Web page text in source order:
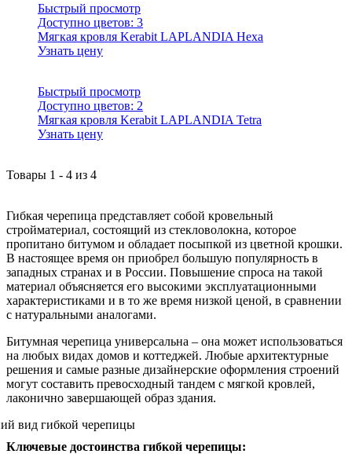
Быстрый просмотр
Доступно цветов: 3
Мягкая кровля Kerabit LAPLANDIA Hexa
Узнать цену
Быстрый просмотр
Доступно цветов: 2
Мягкая кровля Kerabit LAPLANDIA Tetra
Узнать цену
Товары 1 - 4 из 4
Гибкая черепица представляет собой кровельный
стройматериал, состоящий из стекловолокна, которое
пропитано битумом и обладает посыпкой из цветной крошки.
В настоящее время он приобрел большую популярность в
западных странах и в России. Повышение спроса на такой
материал объясняется его высокими эксплуатационными
характеристиками и в то же время низкой ценой, в сравнении
с натуральными аналогами.
Битумная черепица универсальна – она может использоваться
на любых видах домов и коттеджей. Любые архитектурные
решения и самые разные дизайнерские оформления строений
могут составить превосходный тандем с мягкой кровлей,
лаконично завершающей образ здания.
Ключевые достоинства гибкой черепицы: